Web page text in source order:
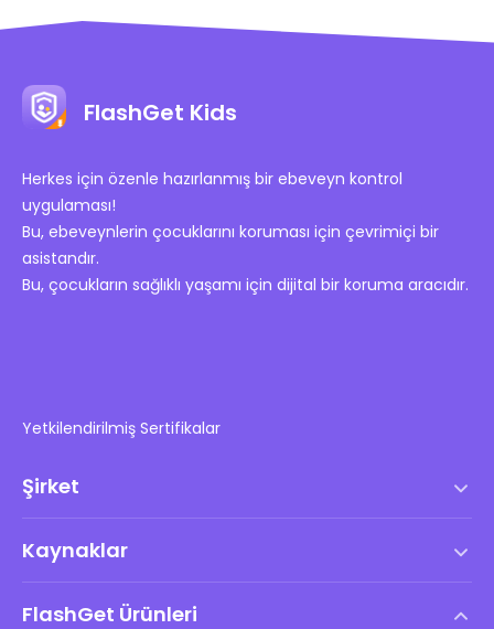
FlashGet Kids
Herkes için özenle hazırlanmış bir ebeveyn kontrol
uygulaması!
Bu, ebeveynlerin çocuklarını koruması için çevrimiçi bir
asistandır.
Bu, çocukların sağlıklı yaşamı için dijital bir koruma aracıdır.
Yetkilendirilmiş Sertifikalar
Şirket
Son Kullanıcı Lisans Anlaşması
DMCA Politikası
Kaynaklar
FlashGet Ürünleri